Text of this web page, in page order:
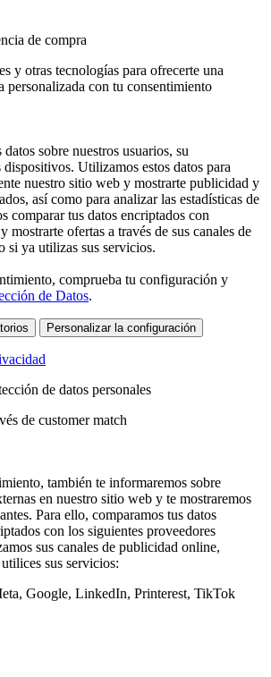
de compra
y otras tecnologías para ofrecerte una
personalizada con tu consentimiento
sobre nuestros usuarios, su
Utilizamos estos datos para
nuestro sitio web y mostrarte publicidad y
así como para analizar las estadísticas de
comparar tus datos encriptados con
mostrarte ofertas a través de sus canales de
si ya utilizas sus servicios.
comprueba tu configuración y
de Datos.
Personalizar la configuración
de datos personales
de customer match
también te informaremos sobre
en nuestro sitio web y te mostraremos
Para ello, comparamos tus datos
con los siguientes proveedores
sus canales de publicidad online,
sus servicios:
Google, LinkedIn, Printerest, TikTok